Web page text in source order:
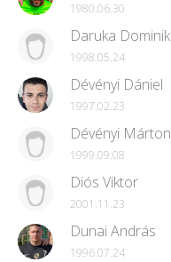
1980.06.30
Daruka Dominik
1998.05.24
Dévényi Dániel
1997.02.23
Dévényi Márton
1999.09.08
Diós Viktor
2001.11.23
Dunai András
1996.07.24